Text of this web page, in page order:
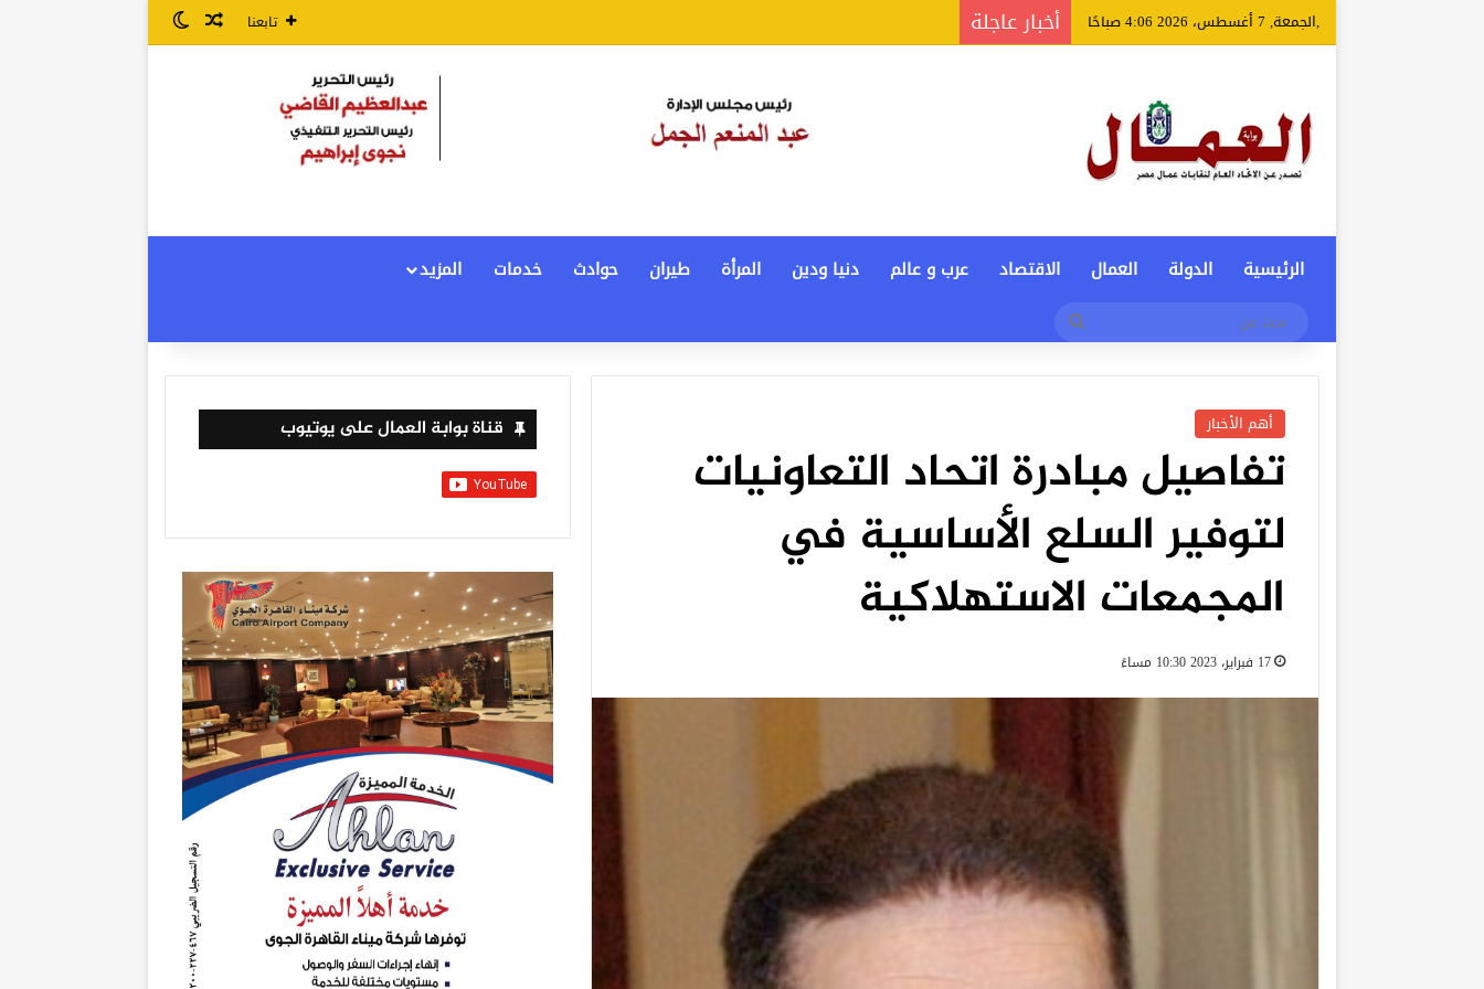
,الجمعة, 7 أغسطس، 2026 4:06 صباحًا أخبار عاجلة تابعنا مقال عشوائي
الوضع المظلم
الرئيسية الدولة العمال الاقتصاد عرب و عالم دنيا ودين المرأة طيران حوادث خدمات
المزيد
أهم الأخبار
تفاصيل مبادرة اتحاد التعاونيات
لتوفير السلع الأساسية في
المجمعات الاستهلاكية
17 فبراير، 2023 10:30 مساءً
قناة بوابة العمال على يوتيوب